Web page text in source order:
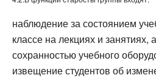
наблюдение за состоянием
классе на лекциях и занятиях,
сохранностью учебного
извещение студентов об